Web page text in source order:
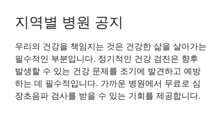
지역별 병원 공지
우리의 건강을 책임지는 것은 건강한 삶을 살아가는
필수적인 부분입니다. 정기적인 건강 검진은 향후
발생할 수 있는 건강 문제를 조기에 발견하고 예방
하는 데 필수적입니다. 가까운 병원에서 무료로 심
장초음파 검사를 받을 수 있는 기회를 제공합니다.